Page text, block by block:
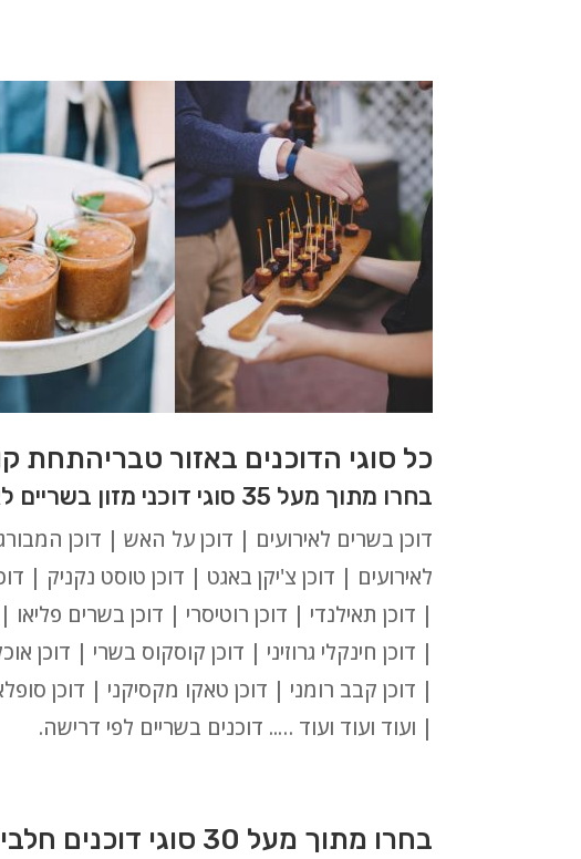
כל סוגי הדוכנים באזור טבריהתחת
בחרו מתוך מעל 35 סוגי דוכני מזון בשריים לאירועים בטבריה:
דוכן בשרים לאירועים | דוכן על האש | דוכן
לאירועים | דוכן צ'יקן באגט | דוכן טוסט נקניק |
| דוכן תאילנדי | דוכן רוטיסרי | דוכן בשרים
| דוכן חינקלי גרוזיני | דוכן קוסקוס בשרי | דוכן
| דוכן קבב רומני | דוכן טאקו מקסיקני | דוכן
| ועוד ועוד ועוד ….. דוכנים בשריים לפי דרישה.
בחרו מתוך מעל 30 סוגי דוכנים חלביים לאירועים בטבריה: